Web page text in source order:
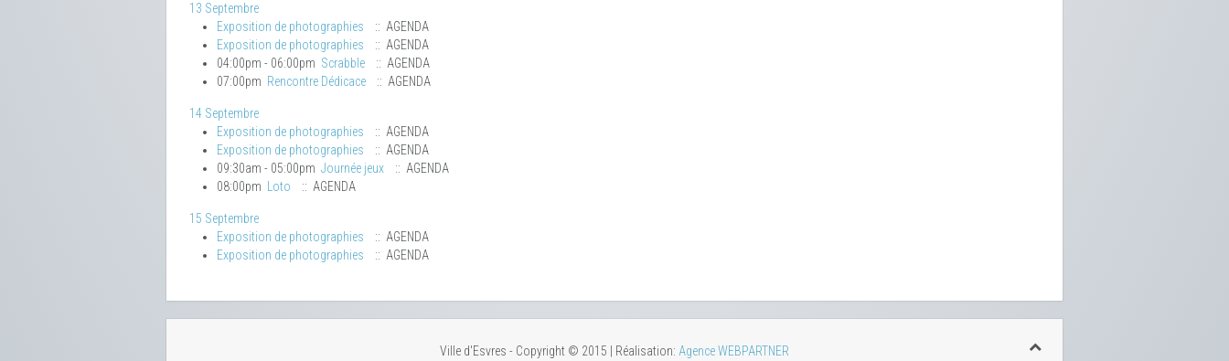
13 Septembre
Exposition de photographies
:: AGENDA
Exposition de photographies
:: AGENDA
04:00pm - 06:00pm Scrabble
:: AGENDA
07:00pm Rencontre Dédicace :: AGENDA
14 Septembre
Exposition de photographies
:: AGENDA
Exposition de photographies
:: AGENDA
09:30am - 05:00pm Journée jeux
:: AGENDA
08:00pm Loto :: AGENDA
15 Septembre
Exposition de photographies
:: AGENDA
Exposition de photographies
:: AGENDA
Ville d'Esvres - Copyright © 2015 | Réalisation: Agence WEBPARTNER